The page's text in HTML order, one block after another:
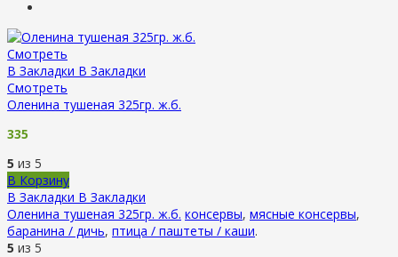
Смотреть
В Закладки В Закладки
Смотреть
Оленина тушеная 325гр. ж.б.
335
5 из 5
В Корзину
В Закладки В Закладки
Оленина тушеная 325гр. ж.б. консервы, мясные консервы,
баранина / дичь, птица / паштеты / каши.
5 из 5